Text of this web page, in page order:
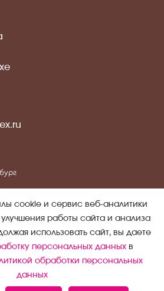
данных
персональных данных
информационных и рекламных
cookie и сервис веб-аналитики
работы сайта и анализа
использовать сайт, вы даете
персональных данных в
обработки персональных
данных